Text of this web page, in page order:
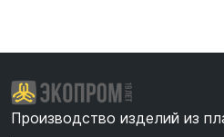
Производство изделий из